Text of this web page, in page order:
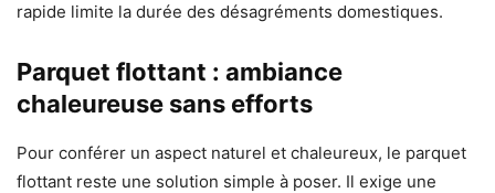
rapide limite la durée des désagréments domestiques.
Parquet flottant : ambiance
chaleureuse sans efforts
Pour conférer un aspect naturel et chaleureux, le parquet
flottant reste une solution simple à poser. Il exige une